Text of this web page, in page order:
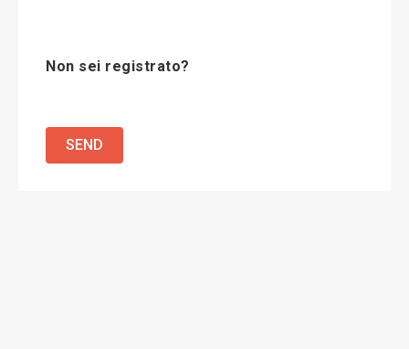
Non sei registrato?